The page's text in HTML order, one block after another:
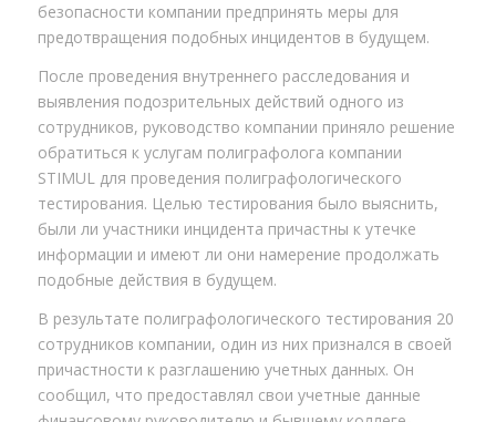
безопасности компании предпринять меры для
предотвращения подобных инцидентов в будущем.
После проведения внутреннего расследования и
выявления подозрительных действий одного из
сотрудников, руководство компании приняло решение
обратиться к услугам полиграфолога компании
STIMUL для проведения полиграфологического
тестирования. Целью тестирования было выяснить,
были ли участники инцидента причастны к утечке
информации и имеют ли они намерение продолжать
подобные действия в будущем.
В результате полиграфологического тестирования 20
сотрудников компании, один из них признался в своей
причастности к разглашению учетных данных. Он
сообщил, что предоставлял свои учетные данные